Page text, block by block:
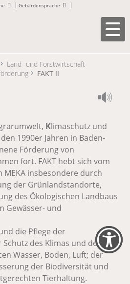
Gebärdensprache
Land- und Forstwirtschaft
FAKT II
Klimaschutz und
1990er Jahren in Baden-
Förderung von
fort. FAKT hebt sich vom
insbesondere durch
der Grünlandstandorte,
des Ökologischen Landbaus
Gewässer- und
die Pflege der
des Klimas und der
Wasser, Boden, Luft; der
der Biodiversität und
Tierhaltung.